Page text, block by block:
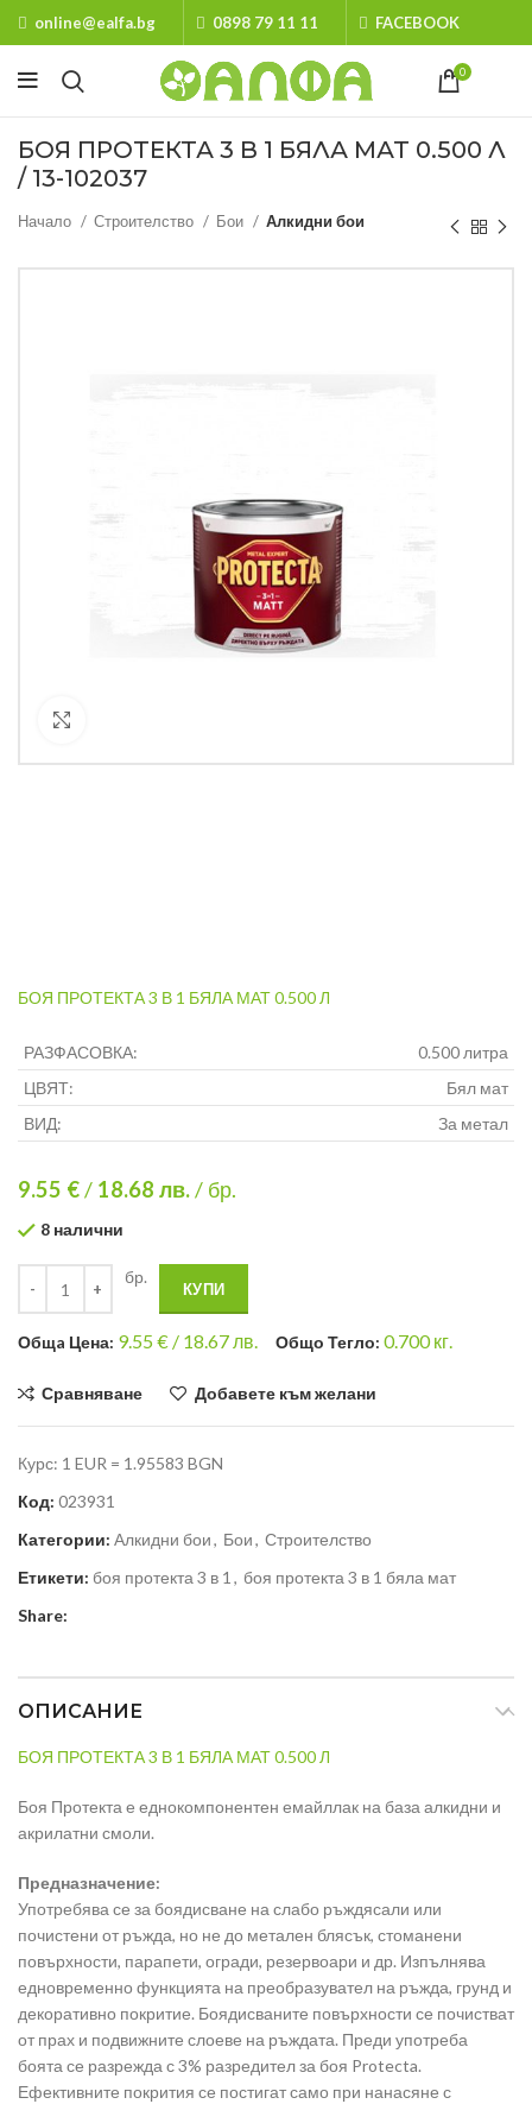
online@ealfa.bg 0898 79 11 11 FACEBOOK
0
БОЯ ПРОТЕКТА 3 В 1 БЯЛА МАТ 0.500 Л
/ 13-102037
Начало Строителство Бои Алкидни бои
БОЯ ПРОТЕКТА 3 В 1 БЯЛА МАТ 0.500 Л
РАЗФАСОВКА:
0.500 литра
ЦВЯТ:
Бял мат
ВИД:
За метал
9.55 €/ 18.68 лв./ бр.
8 налични
бр.
КУПИ
Общa Цена: 9.55€ / 18.67 лв. Общо Тегло: 0.700кг.
Сравняване Добавете към желани
Курс: 1 EUR = 1.95583 BGN
Код: 023931
Категории: Алкидни бои, Бои, Строителство
Етикети: боя протекта 3 в 1, боя протекта 3 в 1 бяла мат
Share:
ОПИСАНИЕ
БОЯ ПРОТЕКТА 3 В 1 БЯЛА МАТ 0.500 Л
Боя Протекта е еднокомпонентен емайллак на база алкидни и
акрилатни смоли.
Предназначение:
Употребява се за боядисване на слабо ръждясали или
почистени от ръжда, но не до метален блясък, стоманени
повърхности, парапети, огради, резервоари и др. Изпълнява
едновременно функцията на преобразувател на ръжда, грунд и
декоративно покритие. Боядисваните повърхности се почистват
от прах и подвижните слоеве на ръждата. Преди употреба
боята се разрежда с 3% разредител за боя Protecta.
Ефективните покрития се постигат само при нанасяне с